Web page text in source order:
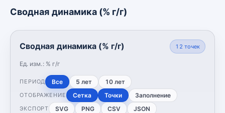
Сводная динамика (% г/г)
Сводная динамика (% г/г)
Ед. изм.: % г/г
12 точек
ПЕРИОД Все 5 лет 10 лет
ОТОБРАЖЕНИЕ Сетка Точки Заполнение
ЭКСПОРТ SVG PNG CSV JSON